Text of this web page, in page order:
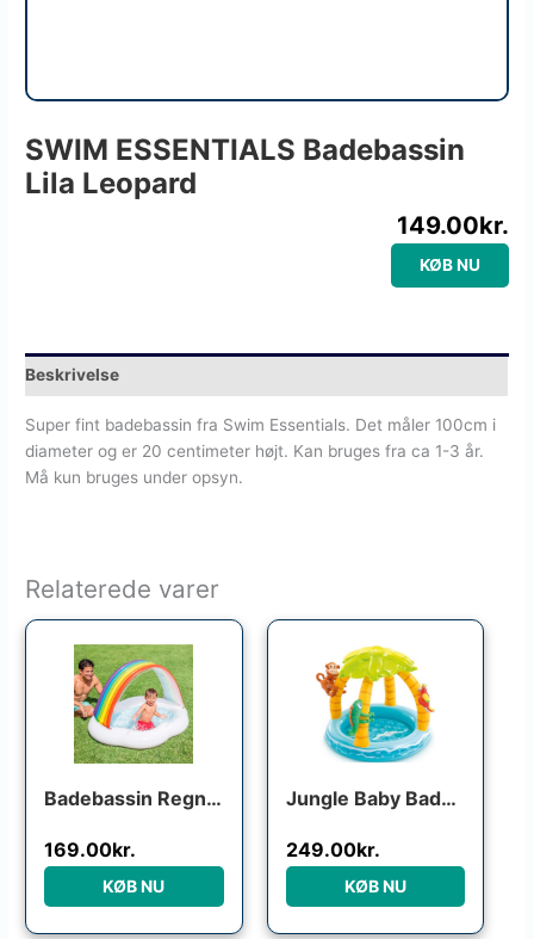
SWIM ESSENTIALS Badebassin
Lila Leopard
149.00kr.
KØB NU
Beskrivelse
Super fint badebassin fra Swim Essentials. Det måler 100cm i
diameter og er 20 centimeter højt. Kan bruges fra ca 1-3 år.
Må kun bruges under opsyn.
Relaterede varer
Badebassin Regnbue
169.00kr.
KØB NU
Jungle Baby Badebassin
249.00kr.
KØB NU